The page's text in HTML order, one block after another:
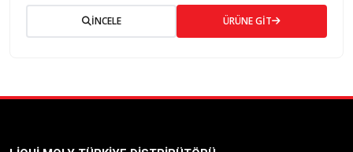
İNCELE ÜRÜNE GİT